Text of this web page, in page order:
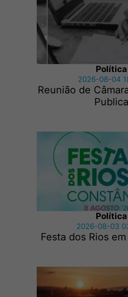
Política
2026-08-04
Reunião de
Publica
Política
2026-08-03
Festa dos Rios